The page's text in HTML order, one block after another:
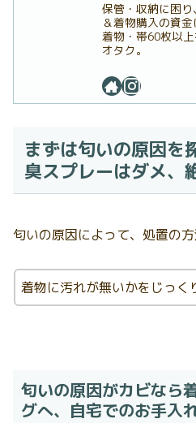
保管・収納に困
＆着物購入の資
着物・帯60枚以
オタク。
まずは匂いの原因を
臭スプレーはダメ、
匂いの原因によって、処置の方
着物に汚れが無いかをじっく
匂いの原因がカビなら
グへ、自宅でのお手入